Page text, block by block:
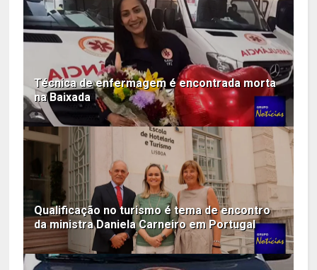
Técnica de enfermagem é encontrada morta
na Baixada
Qualificação no turismo é tema de encontro
da ministra Daniela Carneiro em Portugal